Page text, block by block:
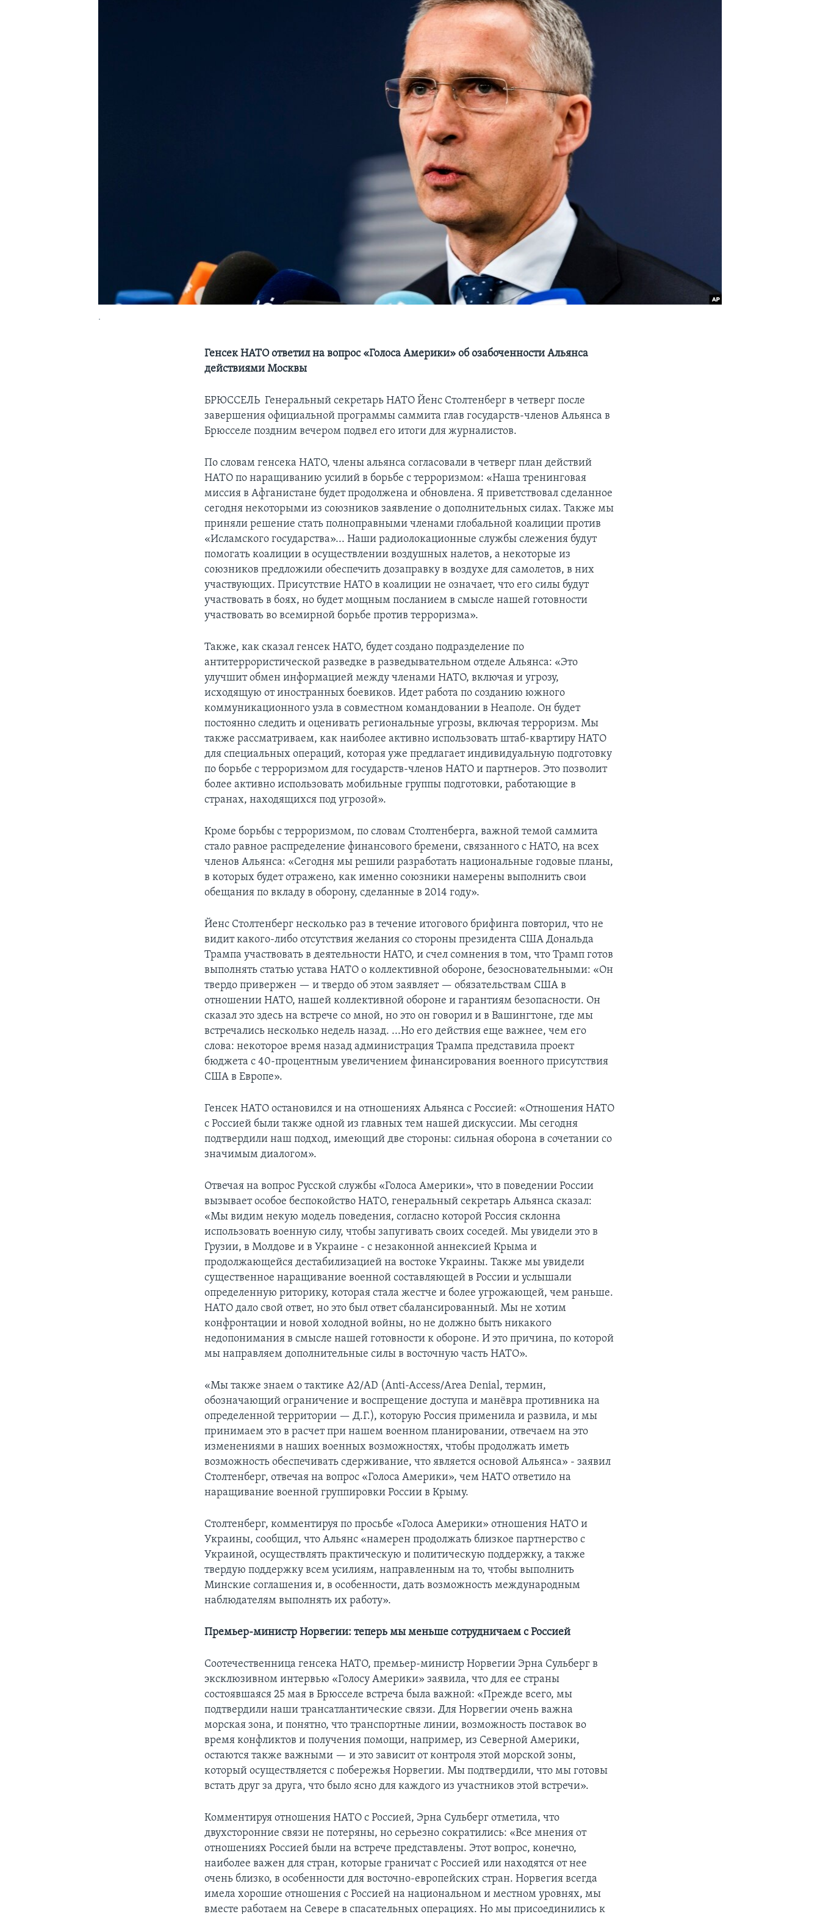
.
Генсек НАТО ответил на вопрос «Голоса Америки» об озабоченности Альянса
действиями Москвы
БРЮССЕЛЬ ­ Генеральный секретарь НАТО Йенс Столтенберг в четверг после
завершения официальной программы саммита глав государств-членов Альянса в
Брюсселе поздним вечером подвел его итоги для журналистов.
По словам генсека НАТО, члены альянса согласовали в четверг план действий
НАТО по наращиванию усилий в борьбе с терроризмом: «Наша тренинговая
миссия в Афганистане будет продолжена и обновлена. Я приветствовал сделанное
сегодня некоторыми из союзников заявление о дополнительных силах. Также мы
приняли решение стать полноправными членами глобальной коалиции против
«Исламского государства»... Наши радиолокационные службы слежения будут
помогать коалиции в осуществлении воздушных налетов, а некоторые из
союзников предложили обеспечить дозаправку в воздухе для самолетов, в них
участвующих. Присутствие НАТО в коалиции не означает, что его силы будут
участвовать в боях, но будет мощным посланием в смысле нашей готовности
участвовать во всемирной борьбе против терроризма».
Также, как сказал генсек НАТО, будет создано подразделение по
антитеррористической разведке в разведывательном отделе Альянса: «Это
улучшит обмен информацией между членами НАТО, включая и угрозу,
исходящую от иностранных боевиков. Идет работа по созданию южного
коммуникационного узла в совместном командовании в Неаполе. Он будет
постоянно следить и оценивать региональные угрозы, включая терроризм. Мы
также рассматриваем, как наиболее активно использовать штаб-квартиру НАТО
для специальных операций, которая уже предлагает индивидуальную подготовку
по борьбе с терроризмом для государств-членов НАТО и партнеров. Это позволит
более активно использовать мобильные группы подготовки, работающие в
странах, находящихся под угрозой».
Кроме борьбы с терроризмом, по словам Столтенберга, важной темой саммита
стало равное распределение финансового бремени, связанного с НАТО, на всех
членов Альянса: «Сегодня мы решили разработать национальные годовые планы,
в которых будет отражено, как именно союзники намерены выполнить свои
обещания по вкладу в оборону, сделанные в 2014 году».
Йенс Столтенберг несколько раз в течение итогового брифинга повторил, что не
видит какого-либо отсутствия желания со стороны президента США Дональда
Трампа участвовать в деятельности НАТО, и счел сомнения в том, что Трамп готов
выполнять статью устава НАТО о коллективной обороне, безосновательными: «Он
твердо привержен — и твердо об этом заявляет — обязательствам США в
отношении НАТО, нашей коллективной обороне и гарантиям безопасности. Он
сказал это здесь на встрече со мной, но это он говорил и в Вашингтоне, где мы
встречались несколько недель назад. ...Но его действия еще важнее, чем его
слова: некоторое время назад администрация Трампа представила проект
бюджета с 40-процентным увеличением финансирования военного присутствия
США в Европе».
Генсек НАТО остановился и на отношениях Альянса с Россией: «Отношения НАТО
с Россией были также одной из главных тем нашей дискуссии. Мы сегодня
подтвердили наш подход, имеющий две стороны: сильная оборона в сочетании со
значимым диалогом».
Отвечая на вопрос Русской службы «Голоса Америки», что в поведении России
вызывает особое беспокойство НАТО, генеральный секретарь Альянса сказал:
«Мы видим некую модель поведения, согласно которой Россия склонна
использовать военную силу, чтобы запугивать своих соседей. Мы увидели это в
Грузии, в Молдове и в Украине - с незаконной аннексией Крыма и
продолжающейся дестабилизацией на востоке Украины. Также мы увидели
существенное наращивание военной составляющей в России и услышали
определенную риторику, которая стала жестче и более угрожающей, чем раньше.
НАТО дало свой ответ, но это был ответ сбалансированный. Мы не хотим
конфронтации и новой холодной войны, но не должно быть никакого
недопонимания в смысле нашей готовности к обороне. И это причина, по которой
мы направляем дополнительные силы в восточную часть НАТО».
«Мы также знаем о тактике A2/AD (Anti-Access/Area Denial, термин,
обозначающий ограничение и воспрещение доступа и манёвра противника на
определенной территории — Д.Г.), которую Россия применила и развила, и мы
принимаем это в расчет при нашем военном планировании, отвечаем на это
изменениями в наших военных возможностях, чтобы продолжать иметь
возможность обеспечивать сдерживание, что является основой Альянса» - заявил
Столтенберг, отвечая на вопрос «Голоса Америки», чем НАТО ответило на
наращивание военной группировки России в Крыму.
Столтенберг, комментируя по просьбе «Голоса Америки» отношения НАТО и
Украины, сообщил, что Альянс «намерен продолжать близкое партнерство с
Украиной, осуществлять практическую и политическую поддержку, а также
твердую поддержку всем усилиям, направленным на то, чтобы выполнить
Минские соглашения и, в особенности, дать возможность международным
наблюдателям выполнять их работу».
Премьер-министр Норвегии: теперь мы меньше сотрудничаем с Россией
Соотечественница генсека НАТО, премьер-министр Норвегии Эрна Сульберг в
эксклюзивном интервью «Голосу Америки» заявила, что для ее страны
состоявшаяся 25 мая в Брюсселе встреча была важной: «Прежде всего, мы
подтвердили наши трансатлантические связи. Для Норвегии очень важна
морская зона, и понятно, что транспортные линии, возможность поставок во
время конфликтов и получения помощи, например, из Северной Америки,
остаются также важными — и это зависит от контроля этой морской зоны,
который осуществляется с побережья Норвегии. Мы подтвердили, что мы готовы
встать друг за друга, что было ясно для каждого из участников этой встречи».
Комментируя отношения НАТО с Россией, Эрна Сульберг отметила, что
двухсторонние связи не потеряны, но серьезно сократились: «Все мнения от
отношениях Россией были на встрече представлены. Этот вопрос, конечно,
наиболее важен для стран, которые граничат с Россией или находятся от нее
очень близко, в особенности для восточно-европейских стран. Норвегия всегда
имела хорошие отношения с Россией на национальном и местном уровнях, мы
вместе работаем на Севере в спасательных операциях. Но мы присоединились к